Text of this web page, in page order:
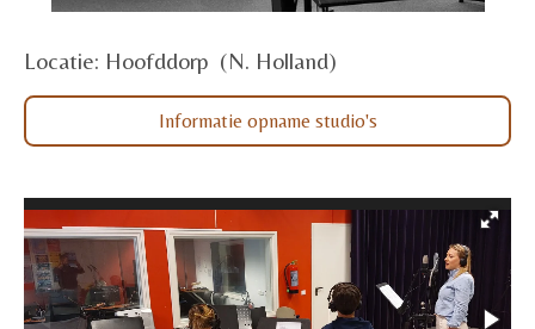
Locatie: Hoofddorp (N. Holland)
Informatie opname studio's